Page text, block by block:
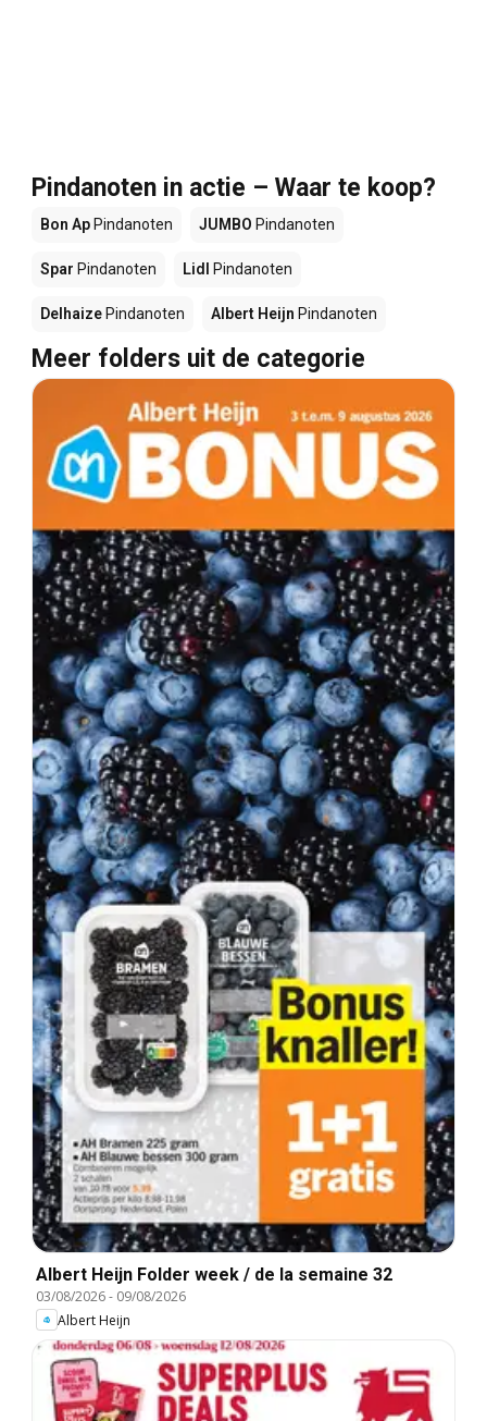
Pindanoten in actie – Waar te koop?
Bon Ap Pindanoten JUMBO Pindanoten
Spar Pindanoten Lidl Pindanoten
Delhaize Pindanoten Albert Heijn Pindanoten
Meer folders uit de categorie
Albert Heijn Folder week / de la semaine 32
03/08/2026- 09/08/2026
Albert Heijn